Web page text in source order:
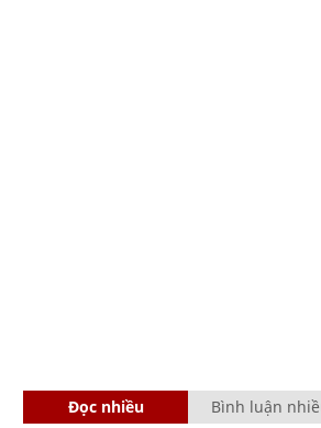
Đọc nhiều Bình luận